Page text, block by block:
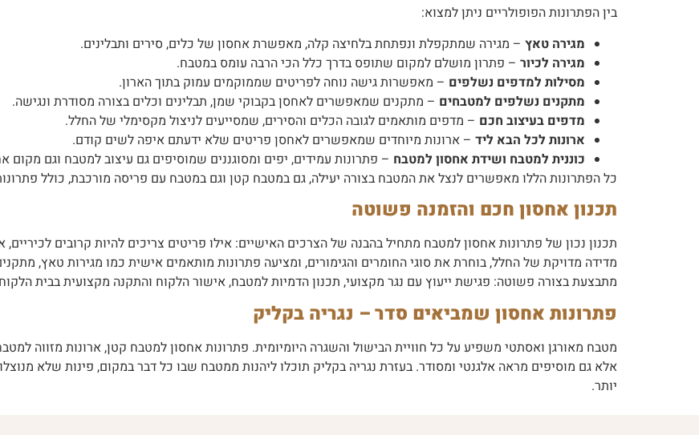
בין הפתרונות הפופולריים ניתן למצוא:
מגירה טאץ – מגירה שמתקפלת ונפתחת בלחיצה קלה, מאפשרת אחסון של כלים, סירים ותבלינים.
מגירה לכיור – פתרון מושלם למקום שתופס בדרך כלל הכי הרבה עומס במטבח.
מסילות למדפים נשלפים – מאפשרות גישה נוחה לפריטים שממוקמים עמוק בתוך הארון.
מתקנים נשלפים למטבחים – מתקנים שמאפשרים לאחסן בקבוקי שמן, תבלינים וכלים בצורה מסודרת ונגישה.
מדפים בעיצוב חכם – מדפים מותאמים לגובה הכלים והסירים, שמסייעים לניצול מקסימלי של החלל.
ארונות לכל הבא ליד – ארונות מיוחדים שמאפשרים לאחסן פריטים שלא ידעתם איפה לשים קודם.
כוננית למטבח ושידת אחסון למטבח – פתרונות עמידים, יפים ומסוגננים שמוסיפים גם עיצוב למטבח וגם מקום
כל הפתרונות הללו מאפשרים לנצל את המטבח בצורה יעילה, גם במטבח קטן וגם במטבח עם פריסה מורכבת, כולל
תכנון אחסון חכם והזמנה פשוטה
תכנון נכון של פתרונות אחסון למטבח מתחיל בהבנה של הצרכים האישיים: אילו פריטים צריכים להיות קרובים
מדידה מדויקת של החלל, בוחרת את סוגי החומרים והגימורים, ומציעה פתרונות מותאמים אישית כמו מגירות טאץ,
מתבצעת בצורה פשוטה: פגישת ייעוץ עם נגר מקצועי, תכנון הדמיות למטבח, אישור הלקוח והתקנה מקצועית בבית
פתרונות אחסון שמביאים סדר – נגריה בקליק
מטבח מאורגן ואסתטי משפיע על כל חוויית הבישול והשגרה היומיומית. פתרונות אחסון למטבח קטן, ארונות מזווה
אלא גם מוסיפים מראה אלגנטי ומסודר. בעזרת נגריה בקליק תוכלו ליהנות ממטבח שבו כל דבר במקום, פינות שלא
יותר.